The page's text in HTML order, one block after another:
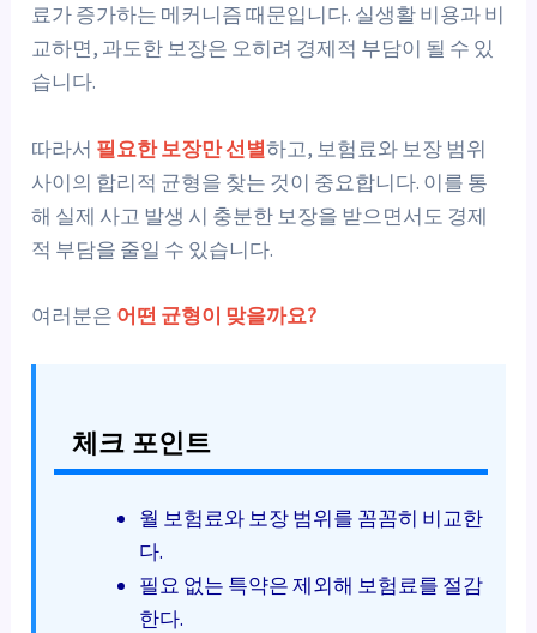
료가 증가하는 메커니즘 때문입니다. 실생활 비용과 비
교하면, 과도한 보장은 오히려 경제적 부담이 될 수 있
습니다.
따라서 필요한 보장만 선별하고, 보험료와 보장 범위
사이의 합리적 균형을 찾는 것이 중요합니다. 이를 통
해 실제 사고 발생 시 충분한 보장을 받으면서도 경제
적 부담을 줄일 수 있습니다.
여러분은 어떤 균형이 맞을까요?
체크 포인트
월 보험료와 보장 범위를 꼼꼼히 비교한
다.
필요 없는 특약은 제외해 보험료를 절감
한다.